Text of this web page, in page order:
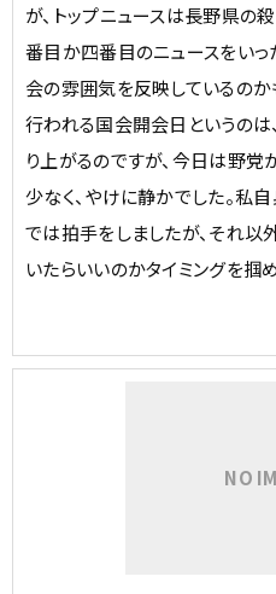
が、トップニュースは長野県の
番目か四番目のニュースをいっ
会の雰囲気を反映しているの
行われる国会開会日というの
り上がるのですが、今日は野
少なく、やけに静かでした。私
では拍手をしましたが、それ以
いたらいいのかタイミングを掴
NO